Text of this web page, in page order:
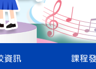
資訊 課程